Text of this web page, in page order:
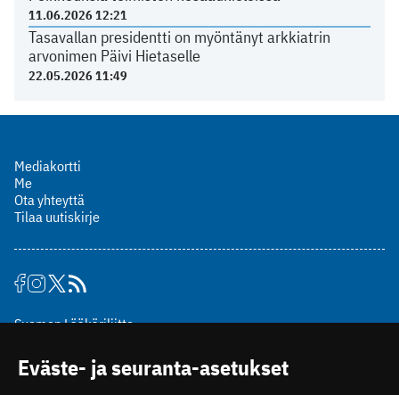
11.06.2026 12:21
Tasavallan presidentti on myöntänyt arkkiatrin
arvonimen Päivi Hietaselle
22.05.2026 11:49
Mediakortti
Me
Ota yhteyttä
Tilaa uutiskirje
Suomen Lääkäriliitto
00510 Helsinki
puh. (09) 393 091
Eväste- ja seuranta-asetukset